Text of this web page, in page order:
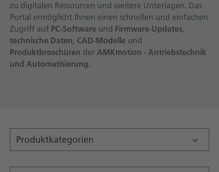
Kontakt
English Deutsch
zu digitalen Ressourcen und weitere Unterlagen. Das
Portal ermöglicht Ihnen einen schnellen und einfachen
Zugriff auf PC-Software und Firmware-Updates,
technische Daten, CAD-Modelle und
Produktbroschüren der AMKmotion - Antriebstechnik
und Automatisierung.
Produktkategorien